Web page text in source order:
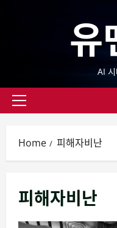
유
AI
Primary
Home 피해자비난
피해자비난